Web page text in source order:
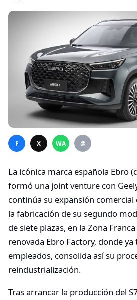
F X WA @
La icónica marca española Ebro
formó una joint venture con
continúa su expansión
la fabricación de su segundo
de siete plazas, en la Zona
renovada Ebro Factory, donde
empleados, consolida así su
reindustrialización.
Tras arrancar la producción del